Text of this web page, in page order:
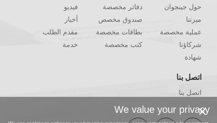
حول جينجوان
ميزتنا
عملية مخصصة
شركاؤنا
شهادة
دفاتر مخصصة
صندوق مخصص
بطاقات مخصصة
كتب مخصصة
فيديو
أخبار
مقدم الطلب
خدمة
اتصل بنا
اتصل بنا
×
We value your privacy